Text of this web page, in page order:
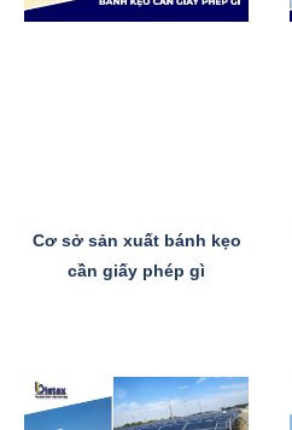
Cơ sở sản xuất bánh kẹo
cần giấy phép gì